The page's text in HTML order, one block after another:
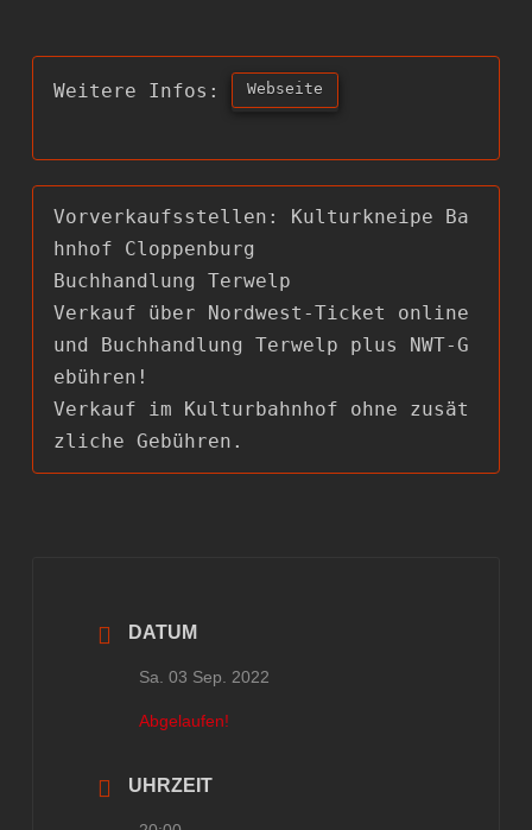
Weitere Infos: Webseite
Vorverkaufsstellen: Kulturkneipe Ba
hnhof Cloppenburg
Buchhandlung Terwelp
Verkauf über Nordwest-Ticket online
und Buchhandlung Terwelp plus NWT-G
ebühren!
Verkauf im Kulturbahnhof ohne zusät
zliche Gebühren.
DATUM
Sa. 03 Sep. 2022
Abgelaufen!
UHRZEIT